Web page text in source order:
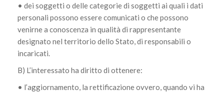
• dei soggetti o delle categorie di soggetti ai quali i dati
personali possono essere comunicati o che possono
venirne a conoscenza in qualità di rappresentante
designato nel territorio dello Stato, di responsabili o
incaricati.
B) L’interessato ha diritto di ottenere:
• l’aggiornamento, la rettificazione ovvero, quando vi ha